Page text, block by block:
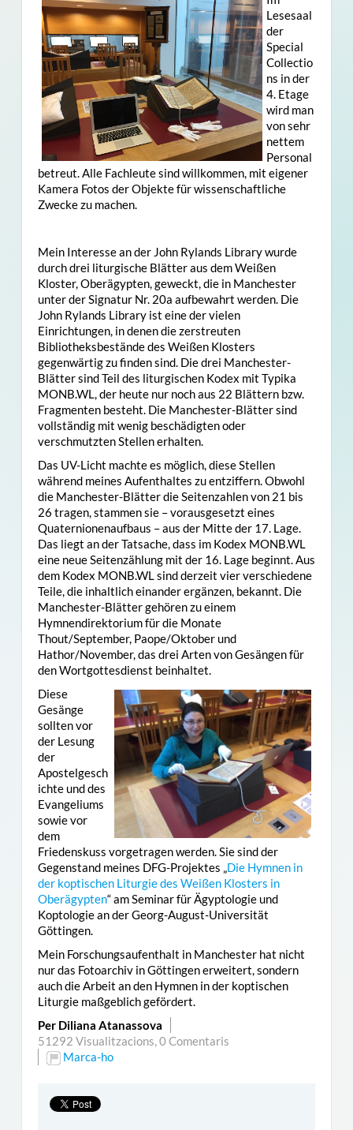
Lesesaal
der
Special
Collectio
ns in der
4. Etage
wird man
von sehr
nettem
Personal
betreut. Alle Fachleute sind willkommen, mit eigener
Kamera Fotos der Objekte für wissenschaftliche
Zwecke zu machen.
Mein Interesse an der John Rylands Library wurde
durch drei liturgische Blätter aus dem Weißen
Kloster, Oberägypten, geweckt, die in Manchester
unter der Signatur Nr. 20a aufbewahrt werden. Die
John Rylands Library ist eine der vielen
Einrichtungen, in denen die zerstreuten
Bibliotheksbestände des Weißen Klosters
gegenwärtig zu finden sind. Die drei Manchester-
Blätter sind Teil des liturgischen Kodex mit Typika
MONB.WL, der heute nur noch aus 22 Blättern bzw.
Fragmenten besteht. Die Manchester-Blätter sind
vollständig mit wenig beschädigten oder
verschmutzten Stellen erhalten.
Das UV-Licht machte es möglich, diese Stellen
während meines Aufenthaltes zu entziffern. Obwohl
die Manchester-Blätter die Seitenzahlen von 21 bis
26 tragen, stammen sie – vorausgesetzt eines
Quaternionenaufbaus – aus der Mitte der 17. Lage.
Das liegt an der Tatsache, dass im Kodex MONB.WL
eine neue Seitenzählung mit der 16. Lage beginnt. Aus
dem Kodex MONB.WL sind derzeit vier verschiedene
Teile, die inhaltlich einander ergänzen, bekannt. Die
Manchester-Blätter gehören zu einem
Hymnendirektorium für die Monate
Thout/September, Paope/Oktober und
Hathor/November, das drei Arten von Gesängen für
den Wortgottesdienst beinhaltet.
Diese
Gesänge
sollten vor
der Lesung
der
Apostelgesch
ichte und des
Evangeliums
sowie vor
dem
Friedenskuss vorgetragen werden. Sie sind der
Gegenstand meines DFG-Projektes „Die Hymnen in
der koptischen Liturgie des Weißen Klosters in
Oberägypten“ am Seminar für Ägyptologie und
Koptologie an der Georg-August-Universität
Göttingen.
Mein Forschungsaufenthalt in Manchester hat nicht
nur das Fotoarchiv in Göttingen erweitert, sondern
auch die Arbeit an den Hymnen in der koptischen
Liturgie maßgeblich gefördert.
Per Diliana Atanassova
51292 Visualitzacions,0 Comentaris
Marca-ho